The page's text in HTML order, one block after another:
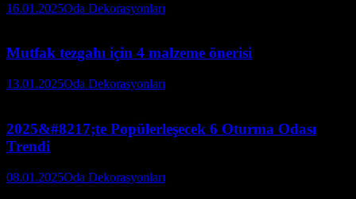
16.01.2025Oda Dekorasyonları
Mutfak tezgahı için 4 malzeme önerisi
13.01.2025Oda Dekorasyonları
2025&#8217;te Popülerleşecek 6 Oturma Odası
Trendi
08.01.2025Oda Dekorasyonları